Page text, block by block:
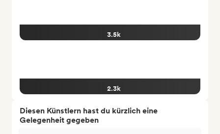
3.5k
2.3k
Diesen Künstlern hast du kürzlich eine
Gelegenheit gegeben